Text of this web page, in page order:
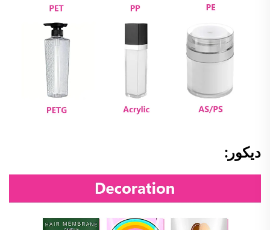
ديكور: